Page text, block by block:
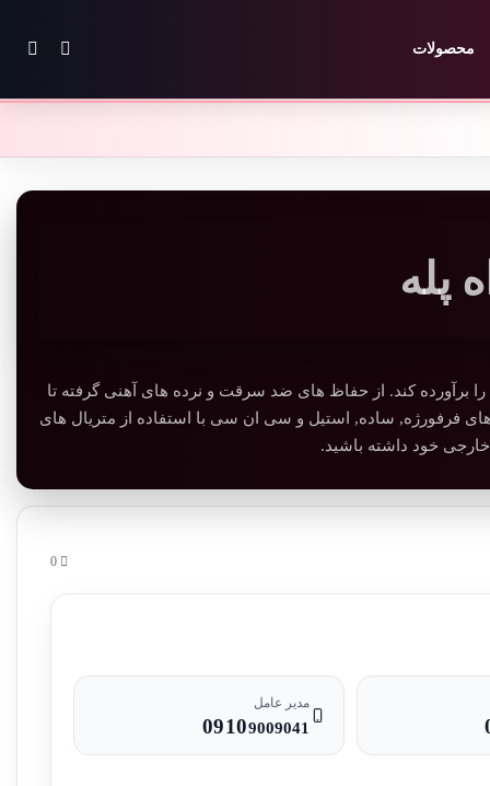
محصولات تغییر
پله
را برآورده کند. از حفاظ های ضد سرقت و نرده های آهنی گرفته تا
فرفورژه, ساده, استیل و سی ان سی با استفاده از متریال های
خود داشته باشید.
0
مدیر عامل
09109009041